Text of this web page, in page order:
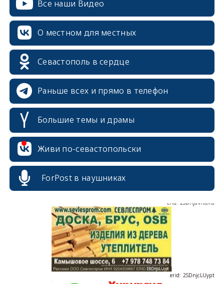
Все наши Видео
О местном для местных
Севастополь в сердце
Раньше всех и прямо в телефон
Большие темы и драмы
Живи по-севастопольски
ForPost в наушниках
erid: 2SDnjcrDNw6
erid: 2SDnjcLUypt